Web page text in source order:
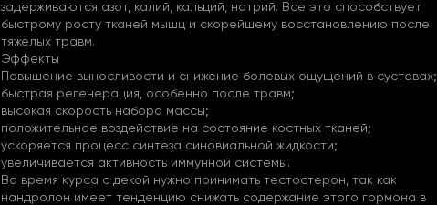
задерживаются азот, калий, кальций, натрий. Все это способствует
быстрому росту тканей мышц и скорейшему восстановлению после
тяжелых травм.
Эффекты
Повышение выносливости и снижение болевых ощущений в суставах;
быстрая регенерация, особенно после травм;
высокая скорость набора массы;
положительное воздействие на состояние костных тканей;
ускоряется процесс синтеза синовиальной жидкости;
увеличивается активность иммунной системы.
Во время курса с декой нужно принимать тестостерон, так как
нандролон имеет тенденцию снижать содержание этого гормона в